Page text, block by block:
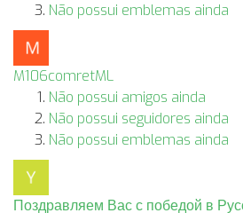
Não possui emblemas ainda
M106comretML
Não possui amigos ainda
Não possui seguidores ainda
Não possui emblemas ainda
Поздравляем Вас с победой в